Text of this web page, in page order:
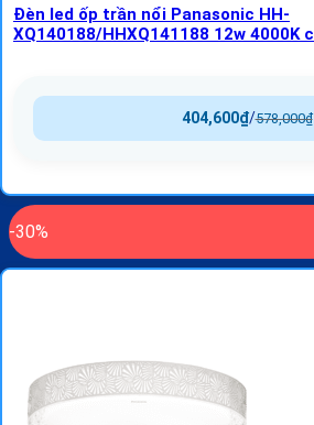
Đèn led ốp trần nổi Panasonic HH-
XQ140188/HHXQ141188 12w 4000K
578,000₫
/
404,600₫
-30%